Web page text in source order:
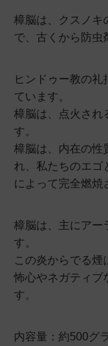
樟脳は、クスノキ
で、古くから防虫
ヒンドゥー教の礼
ています。
樟脳は、点火され
す。
樟脳は、内在の性
れ、私たちのエゴ
によって完全燃焼
樟脳は、主にアー
す。
この炎からでる煙
怖心やネガティブ
す。
内容量：約500グ